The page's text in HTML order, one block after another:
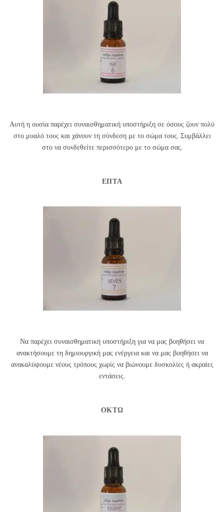
Αυτή η ουσία παρέχει συναισθηματική υποστήριξη σε όσους ζουν πολύ
στο μυαλό τους και χάνουν τη σύνδεση με το σώμα τους. Συμβάλλει
στο να συνδεθείτε περισσότερο με το σώμα σας.
ΕΠΤΆ
Να παρέχει συναισθηματική υποστήριξη για να μας βοηθήσει να
ανακτήσουμε τη δημιουργική μας ενέργεια και να μας βοηθήσει να
ανακαλύψουμε νέους τρόπους χωρίς να βιώνουμε δυσκολίες ή ακραίες
εντάσεις.
ΟΚΤΏ